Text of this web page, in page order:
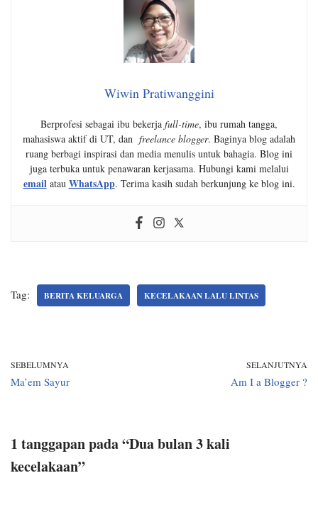
Wiwin Pratiwanggini
Berprofesi sebagai ibu bekerja full-time, ibu rumah tangga,
mahasiswa aktif di UT, dan freelance blogger. Baginya blog adalah
ruang berbagi inspirasi dan media menulis untuk bahagia. Blog ini
juga terbuka untuk penawaran kerjasama. Hubungi kami melalui
emailatau WhatsApp. Terima kasih sudah berkunjung ke blog ini.
Tag: BERITA KELUARGA KECELAKAAN LALU LINTAS
SEBELUMNYA
Ma’em Sayur
SELANJUTNYA
Am I a Blogger ?
1 tanggapan pada “Dua bulan 3 kali
kecelakaan”